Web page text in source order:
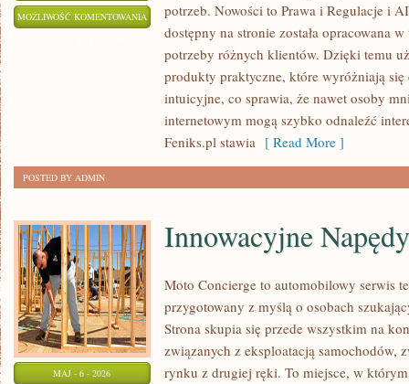
MOŻLIWOŚĆ KOMENTOWANIA NOWE
TECHNOLOGIE
potrzeb. Nowości to Prawa i Regulacje i
dostępny na stronie została opracowana
potrzeby różnych klientów. Dzięki temu
produkty praktyczne, które wyróżniają
intuicyjne, co sprawia, że nawet osoby
internetowym mogą szybko odnaleźć
Feniks.pl stawia [ Read More ]
POSTED BY ADMIN
MAJ - 6 - 2026
Innowacyjne
Moto Concierge to automobilowy serwis
przygotowany z myślą o osobach
Strona skupia się przede wszystkim na
związanych z eksploatacją samochodów,
rynku z drugiej ręki. To miejsce, w